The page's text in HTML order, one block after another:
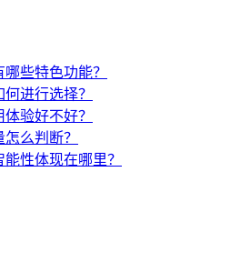
些特色功能？
进行选择？
验好不好？
么判断？
性体现在哪里？